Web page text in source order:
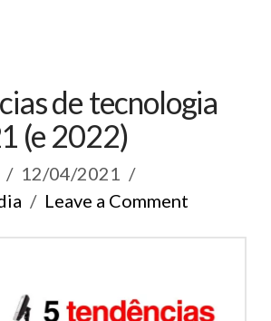
de tecnologia
(e 2022)
12/04/2021
Leave a Comment